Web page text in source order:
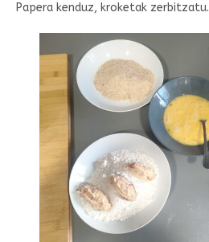
Papera kenduz, kroketak zerbitzatu.